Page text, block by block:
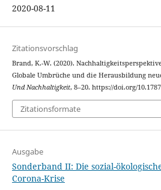
2020-08-11
Zitationsvorschlag
Brand, K.-W. (2020).
Globale Umbrüche und die Herausbildung
Und Nachhaltigkeit, 8–20. https://doi.org/
Zitationsformate
Ausgabe
Sonderband II: Die sozial-
Corona-Krise